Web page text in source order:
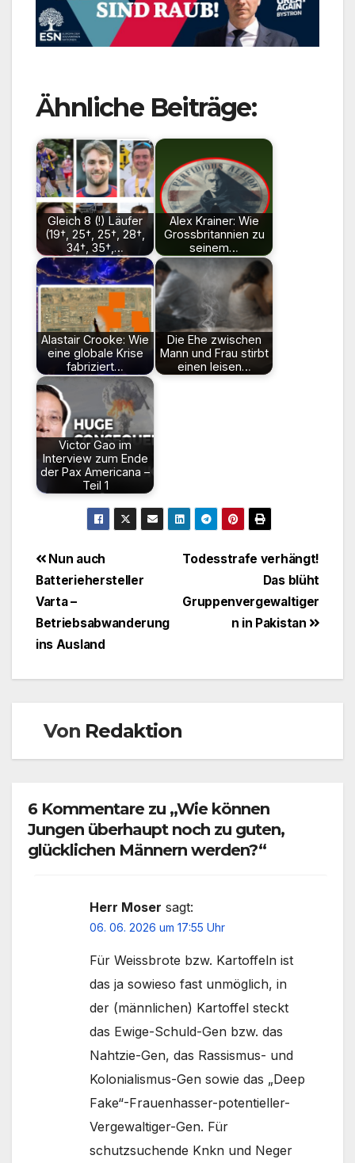
Ähnliche Beiträge:
Gleich 8 (!) Läufer
(19†, 25†, 25†, 28†,
34†, 35†,…
Alex Krainer: Wie
Grossbritannien zu
seinem…
Alastair Crooke: Wie
eine globale Krise
fabriziert…
Die Ehe zwischen
Mann und Frau stirbt
einen leisen…
Victor Gao im
Interview zum Ende
der Pax Americana –
Teil 1
Beitragsnavigation
Todesstrafe verhängt!
Das blüht
Gruppenvergewaltiger
n in Pakistan
Nun auch
Batteriehersteller
Varta –
Betriebsabwanderung
ins Ausland
Von Redaktion
6 Kommentare zu „Wie können
Jungen überhaupt noch zu guten,
glücklichen Männern werden?“
Herr Moser sagt:
06. 06. 2026 um 17:55 Uhr
Für Weissbrote bzw. Kartoffeln ist
das ja sowieso fast unmöglich, in
der (männlichen) Kartoffel steckt
das Ewige-Schuld-Gen bzw. das
Nahtzie-Gen, das Rassismus- und
Kolonialismus-Gen sowie das „Deep
Fake“-Frauenhasser-potentieller-
Vergewaltiger-Gen. Für
schutzsuchende Knkn und Neger